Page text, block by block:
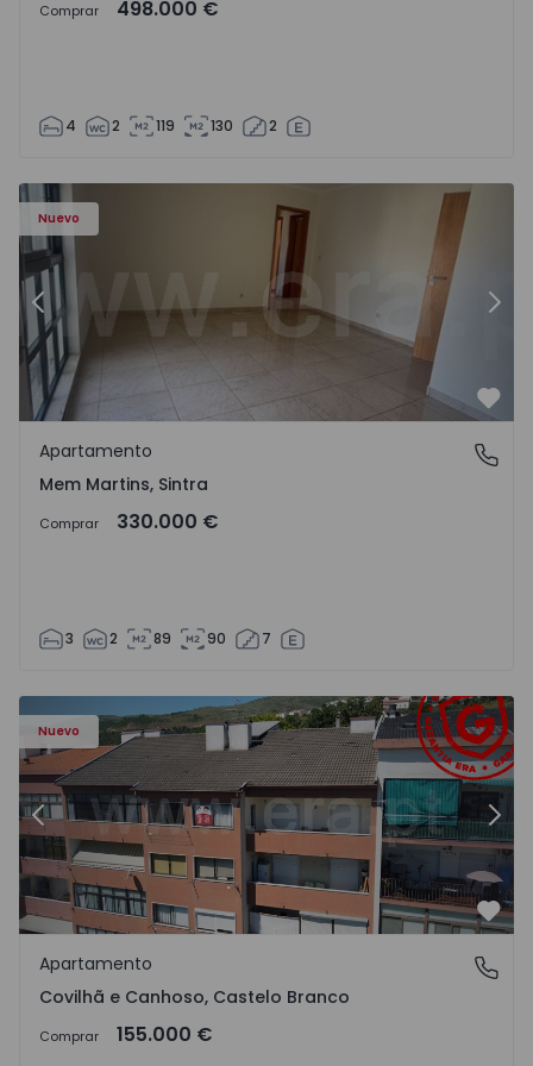
Comprar 498.000 €
4 2 119 130 2
Nuevo
- 15
Apartamento T3 Sintra, Algueirão-Mem Martins -
Anterior
Mem Martins, Sintra
Apartamento
Mem Martins, Sintra
Comprar 330.000 €
3 2 89 90 7
Nuevo
- 18
Apartamento T2 Covilhã, Covilhã e Canhoso - 1497806 -
Anterior
Covilhã e Canhoso, Castelo Branco
Apartamento
Covilhã e Canhoso, Castelo Branco
Comprar 155.000 €